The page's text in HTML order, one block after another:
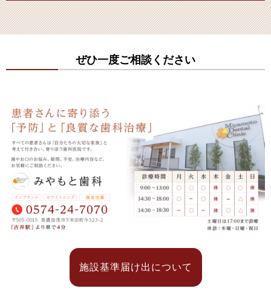
ぜひ一度ご相談ください
施設基準届け出について